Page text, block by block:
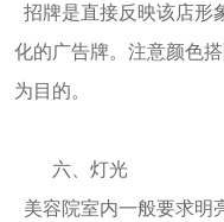
招牌是直接反映该店形
化的广告牌。注意颜色
为目的。
六、灯光
美容院室内一般要求明